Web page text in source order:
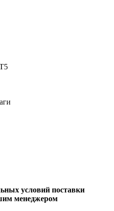
условий поставки
менеджером